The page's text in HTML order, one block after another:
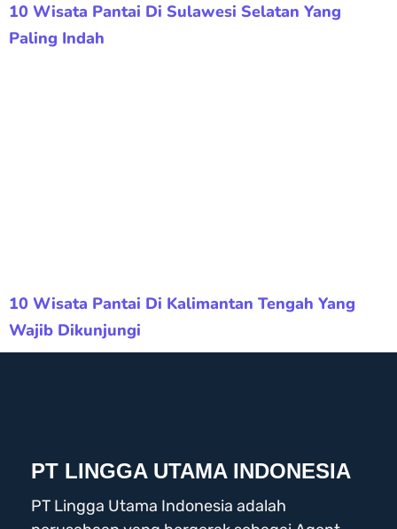
10 Wisata Pantai Di Sulawesi Selatan Yang
Paling Indah
10 Wisata Pantai Di Kalimantan Tengah Yang
Wajib Dikunjungi
PT LINGGA UTAMA INDONESIA
PT Lingga Utama Indonesia adalah